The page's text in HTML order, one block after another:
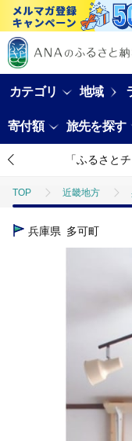
カテゴリ 地域
寄付額 旅先を探す
「ふるさと
TOP 近畿地方
TOP
兵庫県 多可町